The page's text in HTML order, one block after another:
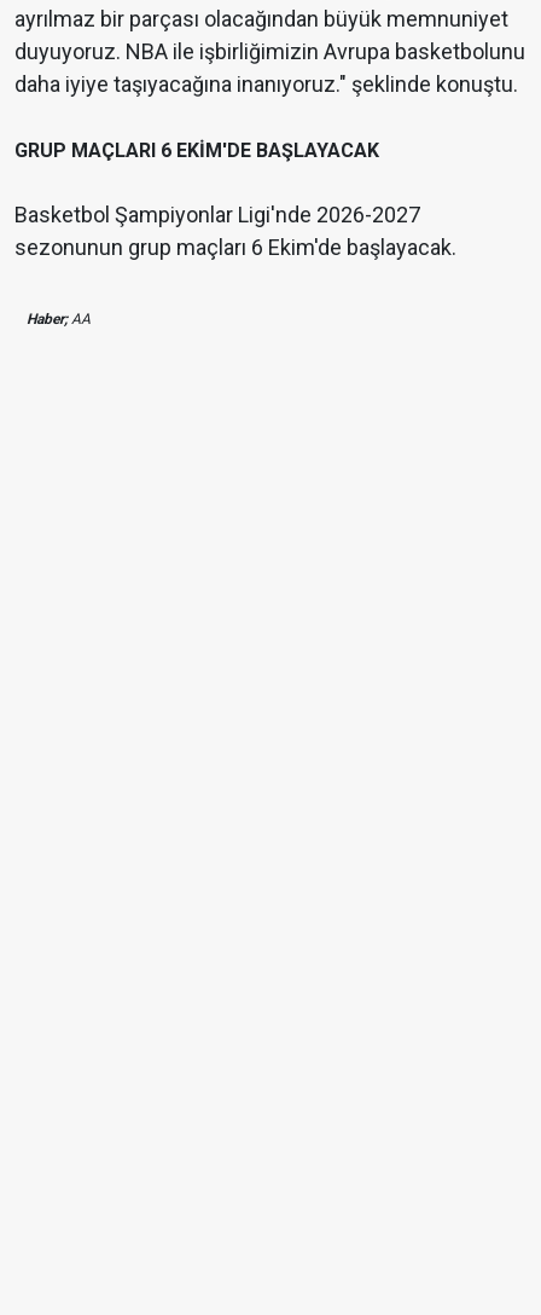
ayrılmaz bir parçası olacağından büyük memnuniyet
duyuyoruz. NBA ile işbirliğimizin Avrupa basketbolunu
daha iyiye taşıyacağına inanıyoruz." şeklinde konuştu.
GRUP MAÇLARI 6 EKİM'DE BAŞLAYACAK
Basketbol Şampiyonlar Ligi'nde 2026-2027
sezonunun grup maçları 6 Ekim'de başlayacak.
Haber;AA